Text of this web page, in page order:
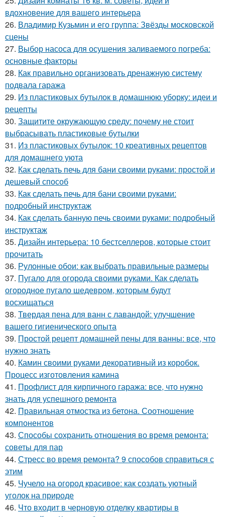
вдохновение для вашего интерьера
26. Владимир Кузьмин и его группа: Звёзды московской
сцены
27. Выбор насоса для осушения заливаемого погреба:
основные факторы
28. Как правильно организовать дренажную систему
подвала гаража
29. Из пластиковых бутылок в домашнюю уборку: идеи и
рецепты
30. Защитите окружающую среду: почему не стоит
выбрасывать пластиковые бутылки
31. Из пластиковых бутылок: 10 креативных рецептов
для домашнего уюта
32. Как сделать печь для бани своими руками: простой и
дешевый способ
33. Как сделать печь для бани своими руками:
подробный инструктаж
34. Как сделать банную печь своими руками: подробный
инструктаж
35. Дизайн интерьера: 10 бестселлеров, которые стоит
прочитать
36. Рулонные обои: как выбрать правильные размеры
37. Пугало для огорода своими руками. Как сделать
огородное пугало шедевром, которым будут
восхищаться
38. Твердая пена для ванн с лавандой: улучшение
вашего гигиенического опыта
39. Простой рецепт домашней пены для ванны: все, что
нужно знать
40. Камин своими руками декоративный из коробок.
Процесс изготовления камина
41. Профлист для кирпичного гаража: все, что нужно
знать для успешного ремонта
42. Правильная отмостка из бетона. Соотношение
компонентов
43. Способы сохранить отношения во время ремонта:
советы для пар
44. Стресс во время ремонта? 9 способов справиться с
этим
45. Чучело на огород красивое: как создать уютный
уголок на природе
46. Что входит в черновую отделку квартиры в